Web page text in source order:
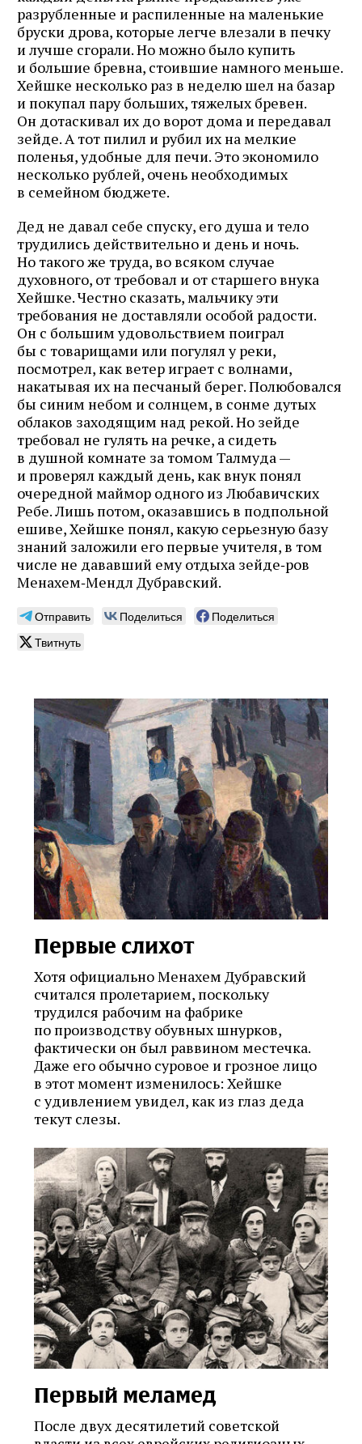
разрубленные и распиленные на маленькие
бруски дрова, которые легче влезали в печку
и лучше сгорали. Но можно было купить
и большие бревна, стоившие намного меньше.
Хейшке несколько раз в неделю шел на базар
и покупал пару больших, тяжелых бревен.
Он дотаскивал их до ворот дома и передавал
зейде. А тот пилил и рубил их на мелкие
поленья, удобные для печи. Это экономило
несколько рублей, очень необходимых
в семейном бюджете.
Дед не давал себе спуску, его душа и тело
трудились действительно и день и ночь.
Но такого же труда, во всяком случае
духовного, от требовал и от старшего внука
Хейшке. Честно сказать, мальчику эти
требования не доставляли особой радости.
Он с большим удовольствием поиграл
бы с товарищами или погулял у реки,
посмотрел, как ветер играет с волнами,
накатывая их на песчаный берег. Полюбовался
бы синим небом и солнцем, в сонме дутых
облаков заходящим над рекой. Но зейде
требовал не гулять на речке, а сидеть
в душной комнате за томом Талмуда —
и проверял каждый день, как внук понял
очередной маймор одного из Любавичских
Ребе. Лишь потом, оказавшись в подпольной
ешиве, Хейшке понял, какую серьезную базу
знаний заложили его первые учителя, в том
числе не дававший ему отдыха зейде‑ров
Менахем‑Мендл Дубравский.
Отправить Поделиться
Поделиться
Твитнуть
Первые слихот
Хотя официально Менахем Дубравский
считался пролетарием, поскольку
трудился рабочим на фабрике
по производству обувных шнурков,
фактически он был раввином местечка.
Даже его обычно суровое и грозное лицо
в этот момент изменилось: Хейшке
с удивлением увидел, как из глаз деда
текут слезы.
Первый меламед
После двух десятилетий советской